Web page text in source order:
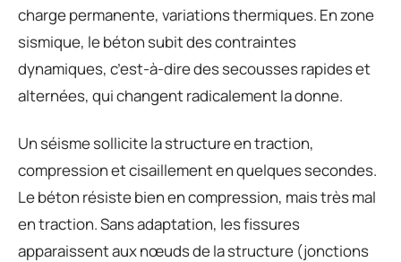
charge permanente, variations thermiques. En zone
sismique, le béton subit des contraintes
dynamiques, c’est-à-dire des secousses rapides et
alternées, qui changent radicalement la donne.
Un séisme sollicite la structure en traction,
compression et cisaillement en quelques secondes.
Le béton résiste bien en compression, mais très mal
en traction. Sans adaptation, les fissures
apparaissent aux nœuds de la structure (jonctions